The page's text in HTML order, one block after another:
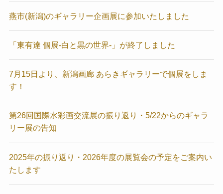
燕市(新潟)のギャラリー企画展に参加いたしました
「東有達 個展-白と黒の世界-」が終了しました
7月15日より、新潟画廊 あらきギャラリーで個展をしま
す！
第26回国際水彩画交流展の振り返り・5/22からのギャラ
リー展の告知
2025年の振り返り・2026年度の展覧会の予定をご案内い
たします